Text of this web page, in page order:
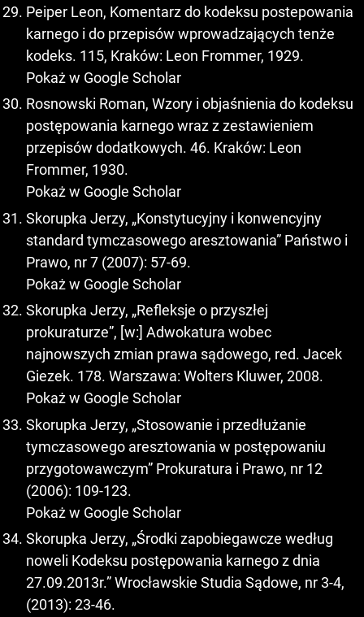
Peiper Leon, Komentarz do kodeksu postepowania
karnego i do przepisów wprowadzających tenże
kodeks. 115, Kraków: Leon Frommer, 1929.
Pokaż w Google Scholar
Rosnowski Roman, Wzory i objaśnienia do kodeksu
postępowania karnego wraz z zestawieniem
przepisów dodatkowych. 46. Kraków: Leon
Frommer, 1930.
Pokaż w Google Scholar
Skorupka Jerzy, „Konstytucyjny i konwencyjny
standard tymczasowego aresztowania” Państwo i
Prawo, nr 7 (2007): 57-69.
Pokaż w Google Scholar
Skorupka Jerzy, „Refleksje o przyszłej
prokuraturze”, [w:] Adwokatura wobec
najnowszych zmian prawa sądowego, red. Jacek
Giezek. 178. Warszawa: Wolters Kluwer, 2008.
Pokaż w Google Scholar
Skorupka Jerzy, „Stosowanie i przedłużanie
tymczasowego aresztowania w postępowaniu
przygotowawczym” Prokuratura i Prawo, nr 12
(2006): 109-123.
Pokaż w Google Scholar
Skorupka Jerzy, „Środki zapobiegawcze według
noweli Kodeksu postępowania karnego z dnia
27.09.2013r.” Wrocławskie Studia Sądowe, nr 3-4,
(2013): 23-46.